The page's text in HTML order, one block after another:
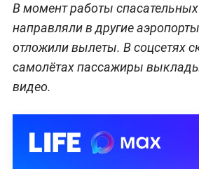
В момент работы
направляли в другие
отложили вылеты. В соцсетях
самолётах пассажиры
видео.